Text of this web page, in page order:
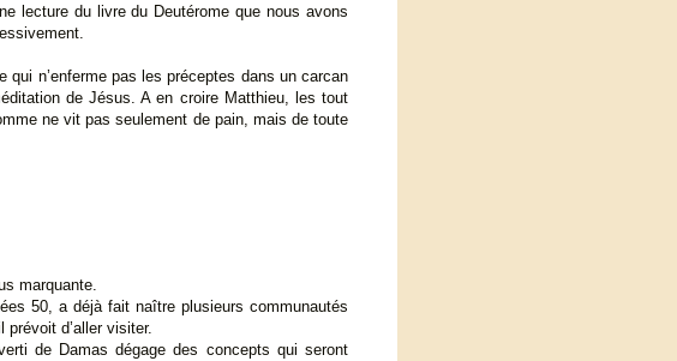
lecture du livre du Deutérome que nous avons
n’enferme pas les préceptes dans un carcan
de Jésus. A en croire Matthieu, les tout
ne vit pas seulement de pain, mais de toute
marquante.
50, a déjà fait naître plusieurs communautés
d’aller visiter.
de Damas dégage des concepts qui seront